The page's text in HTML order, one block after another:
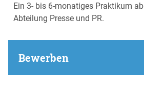
Ein 3- bis 6-monatiges Praktikum
Abteilung Presse und PR.
Bewerben